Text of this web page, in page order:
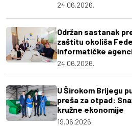
24.06.2026.
Održan sastanak
zaštitu okoliša
informatičke
24.06.2026.
U Širokom Brijegu
preša za otpad:
kružne ekonomije
19.06.2026.